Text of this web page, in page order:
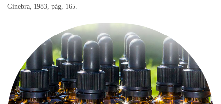
Ginebra, 1983, pág, 165.